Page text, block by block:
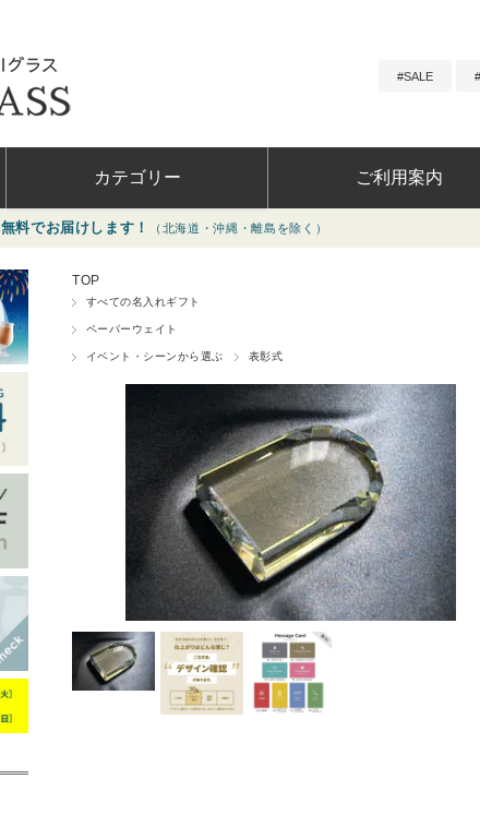
SALE
カテゴリー
イベント・シーンから選ぶ
贈る相手から選ぶ
価格から選ぶ
ネームプレート
ペットグッズ
フォトフレーム
ウェルカムボード
ご利用案内
ます！（北海道・沖縄・離島を除く）
TOP
すべての名入れギフト
ペーパーウェイト
イベント・シーンから選ぶ 表彰式